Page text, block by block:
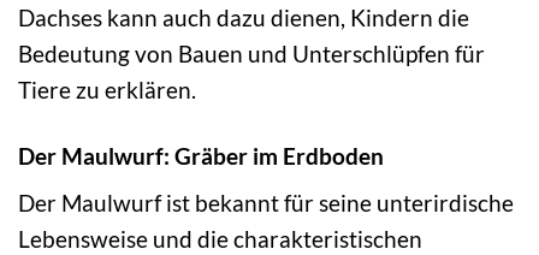
Dachses kann auch dazu dienen, Kindern die
Bedeutung von Bauen und Unterschlüpfen für
Tiere zu erklären.
Der Maulwurf: Gräber im Erdboden
Der Maulwurf ist bekannt für seine unterirdische
Lebensweise und die charakteristischen